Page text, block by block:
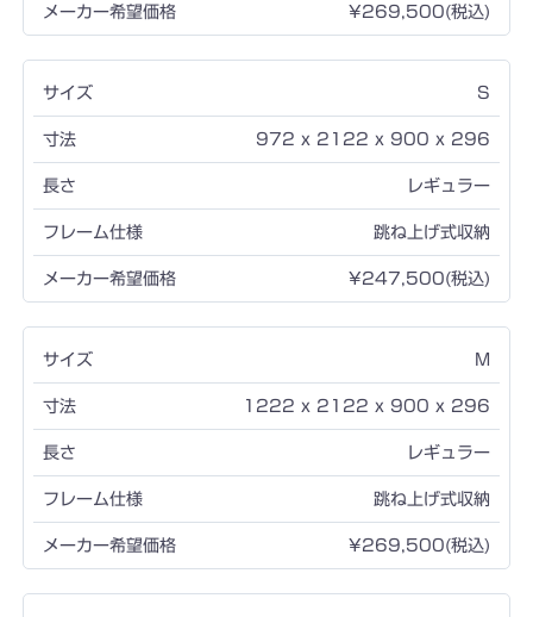
¥269,500(税込)
S
972 x 2122 x 900 x 296
レギュラー
跳ね上げ式収納
¥247,500(税込)
M
1222 x 2122 x 900 x 296
レギュラー
跳ね上げ式収納
¥269,500(税込)